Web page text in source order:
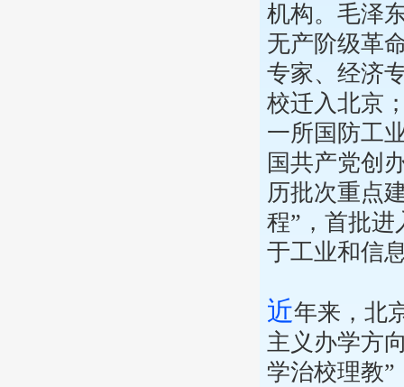
机构。毛泽
无产阶级革
专家、经济
校迁入北京
一所国防工
国共产党创
历批次重点
程”，首批进
于工业和信
近年来，北
主义办学方
学治校理教”